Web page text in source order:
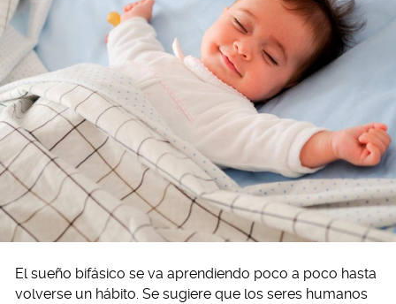
El sueño bifásico se va aprendiendo poco a poco hasta
volverse un hábito. Se sugiere que los seres humanos